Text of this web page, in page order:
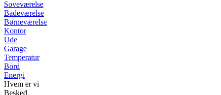
Soveværelse
Badeværelse
Børneværelse
Kontor
Ude
Garage
Temperatur
Bord
Energi
Hvem er vi
Besked